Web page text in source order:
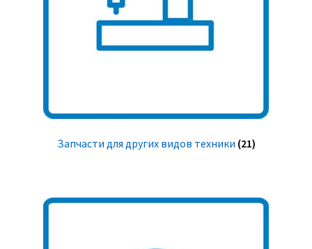
Запчасти для других видов техники (21)